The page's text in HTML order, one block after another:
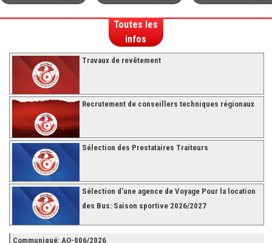
Toutes les
infos
Travaux de revêtement
Recrutement de conseillers techniques régionaux
Sélection des Prestataires Traiteurs
Sélection d’une agence de Voyage Pour la location
des Bus: Saison sportive 2026/2027
Communiqué: AO-006/2026